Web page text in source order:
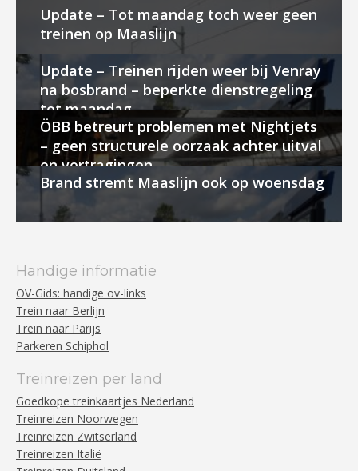
Update – Tot maandag toch weer geen
treinen op Maaslijn
Update – Treinen rijden weer bij Venray
na bosbrand – beperkte dienstregeling
tot maandag
ÖBB betreurt problemen met Nightjets
– geen structurele oorzaak achter uitval
en vertragingen
Brand stremt Maaslijn ook op woensdag
Handige informatie
OV-Gids: handige ov-links
Trein naar Berlijn
Trein naar Parijs
Parkeren Schiphol
Treinreizen per land
Goedkope treinkaartjes Nederland
Treinreizen Noorwegen
Treinreizen Zwitserland
Treinreizen Italië